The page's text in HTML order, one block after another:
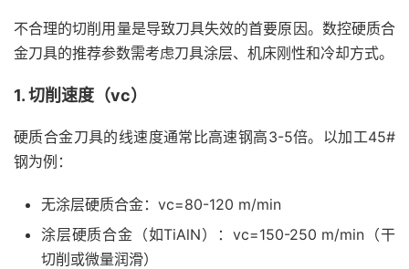
不合理的切削用量是导致刀具失效的首要原因。数控硬质合
金刀具的推荐参数需考虑刀具涂层、机床刚性和冷却方式。
1. 切削速度（vc）
硬质合金刀具的线速度通常比高速钢高3-5倍。以加工45#
钢为例：
无涂层硬质合金：vc=80-120 m/min
涂层硬质合金（如TiAlN）：vc=150-250 m/min（干
切削或微量润滑）